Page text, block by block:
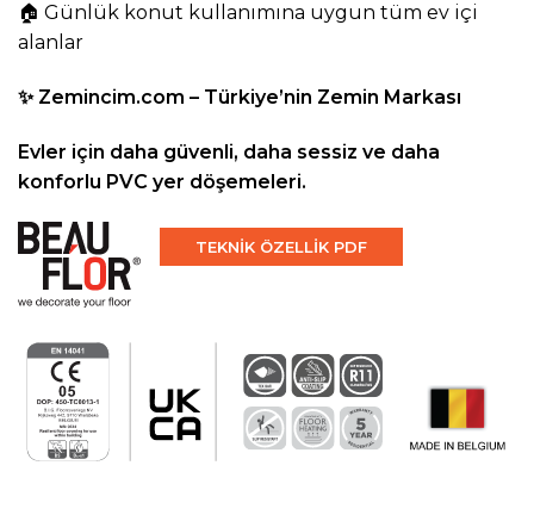
🏠 Günlük konut kullanımına uygun tüm ev içi
alanlar
✨ Zemincim.com – Türkiye’nin Zemin Markası
Evler için daha güvenli, daha sessiz ve daha
konforlu PVC yer döşemeleri.
TEKNİK ÖZELLİK PDF